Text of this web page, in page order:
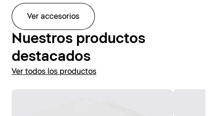
Ver accesorios
Nuestros productos
destacados
Ver todos los productos